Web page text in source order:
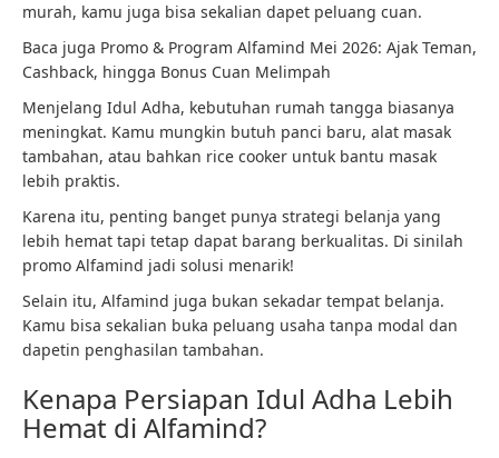
murah, kamu juga bisa sekalian dapet peluang cuan.
Baca juga Promo & Program Alfamind Mei 2026: Ajak Teman,
Cashback, hingga Bonus Cuan Melimpah
Menjelang Idul Adha, kebutuhan rumah tangga biasanya
meningkat. Kamu mungkin butuh panci baru, alat masak
tambahan, atau bahkan rice cooker untuk bantu masak
lebih praktis.
Karena itu, penting banget punya strategi belanja yang
lebih hemat tapi tetap dapat barang berkualitas. Di sinilah
promo Alfamind jadi solusi menarik!
Selain itu, Alfamind juga bukan sekadar tempat belanja.
Kamu bisa sekalian buka peluang usaha tanpa modal dan
dapetin penghasilan tambahan.
Kenapa Persiapan Idul Adha Lebih
Hemat di Alfamind?